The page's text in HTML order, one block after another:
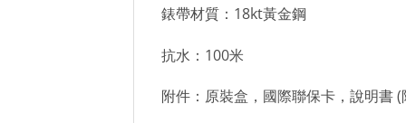
錶帶材質：18kt黃金鋼
抗水：100米
附件：原裝盒，國際聯保卡，說明書 (